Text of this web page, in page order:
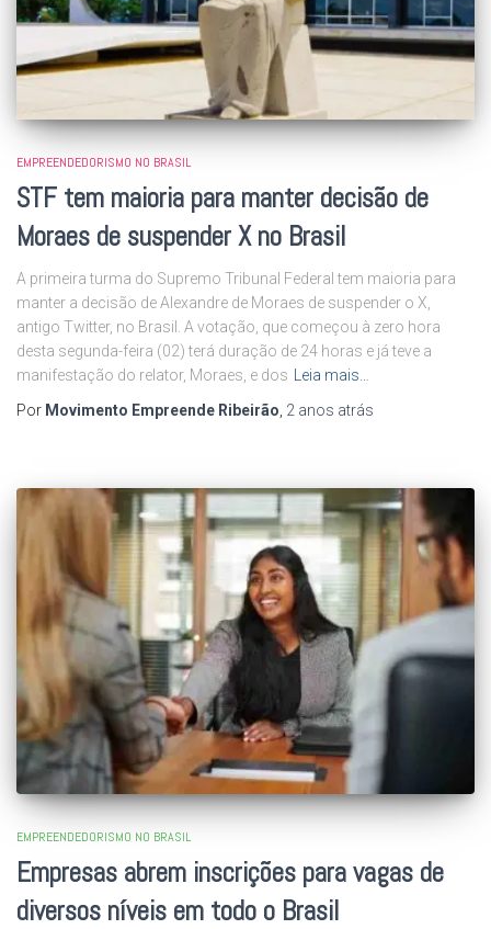
EMPREENDEDORISMO NO BRASIL
STF tem maioria para manter decisão de
Moraes de suspender X no Brasil
A primeira turma do Supremo Tribunal Federal tem maioria para
manter a decisão de Alexandre de Moraes de suspender o X,
antigo Twitter, no Brasil. A votação, que começou à zero hora
desta segunda-feira (02) terá duração de 24 horas e já teve a
manifestação do relator, Moraes, e dos Leia mais…
Por Movimento Empreende Ribeirão, 2 anos atrás
EMPREENDEDORISMO NO BRASIL
Empresas abrem inscrições para vagas de
diversos níveis em todo o Brasil